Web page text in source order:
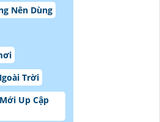
Nên Dùng
Trời
Up Cập